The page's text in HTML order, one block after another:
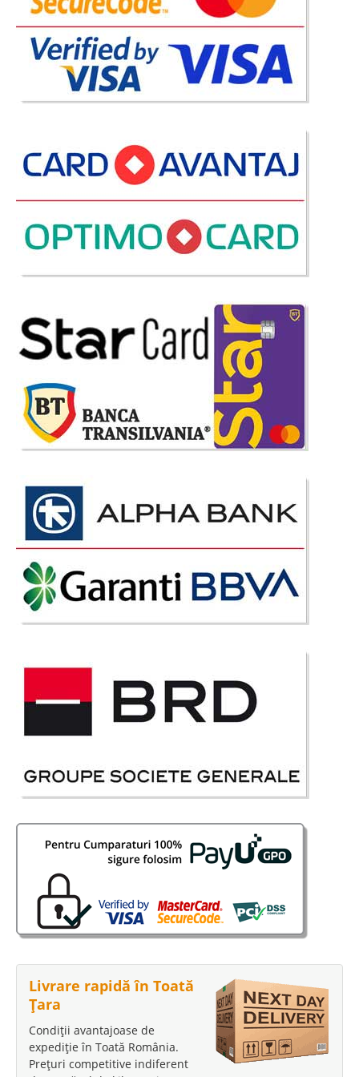
Livrare rapidă în Toată
Țara
Condiții avantajoase de
expediție în Toată România.
Prețuri competitive indiferent